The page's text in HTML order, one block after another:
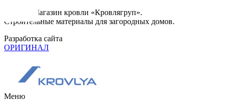
© 2026. Магазин кровли «Кровлягруп».
Строительные материалы для загородных домов.
Разработка сайта
ОРИГИНАЛ
Меню